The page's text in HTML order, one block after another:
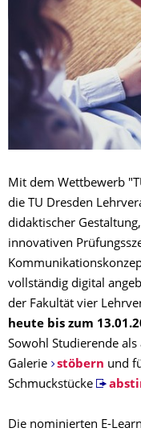
Mit dem Wettbewerb
die TU Dresden
didaktischer
innovativen
vollständig digital
der Fakultät vier
heute bis zum
Sowohl Studierende
Galerie
stöbern und
Schmuckstücke
Die nominierten E-